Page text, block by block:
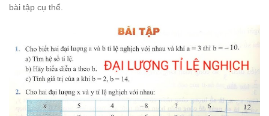
bài tập cụ thể.